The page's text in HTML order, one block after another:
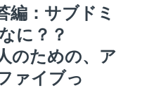
編：サブドミ
に？？
のための、ア
ァイブっ